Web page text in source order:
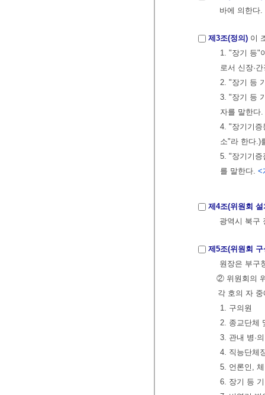
바에 의한다.
제3조(정의) 이
1. "장기 등"
로서 신장·
2. "장기 등
3. "장기 등
자를 말한다.
4. "장기기증
소"라 한다.)
5. "장기기증
를 말한다. <
제4조(위원회 설
광역시 북구
제5조(위원회 구
원장은 부구
② 위원회의
각 호의 자
1. 구의원
2. 종교단체
3. 관내 병·
4. 직능단체
5. 언론인,
6. 장기 등